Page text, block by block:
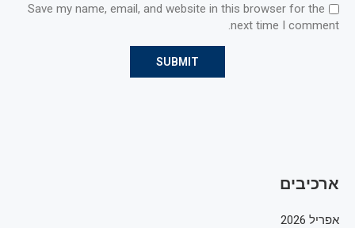
Save my name, email, and website in this browser for the
next time I comment.
ארכיבים
אפריל 2026